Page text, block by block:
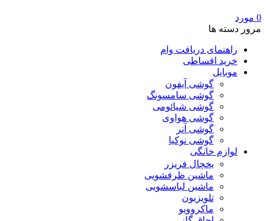
0 مورد
مرور دسته ها
راهنمای دریافت وام
خرید اقساطی
موبایل
گوشی آیفون
گوشی سامسونگ
گوشی شیائومی
گوشی هواوی
گوشی آنر
گوشی نوکیا
لوازم خانگی
یخچال فریزر
ماشین ظرفشویی
ماشین لباسشویی
تلویزیون
ماکروویو